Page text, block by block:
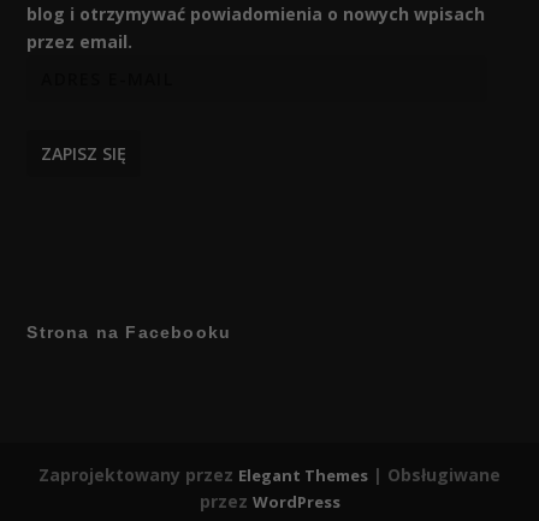
blog i otrzymywać powiadomienia o nowych wpisach
przez email.
ZAPISZ SIĘ
Strona na Facebooku
Zaprojektowany przez Elegant Themes | Obsługiwane
przez WordPress